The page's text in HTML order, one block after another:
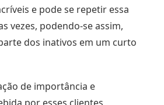
e pode se repetir essa
vezes, podendo-se assim,
dos inativos em um curto
de importância e